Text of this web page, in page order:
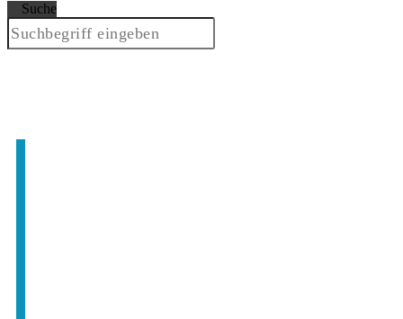
Suche